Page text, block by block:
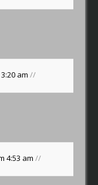
am//
4:53 am//